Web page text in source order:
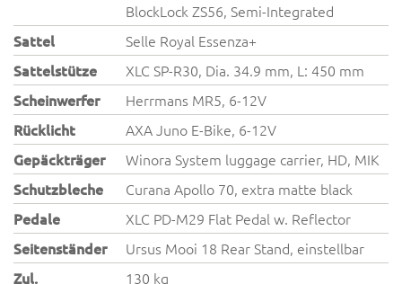
BlockLock ZS56, Semi-Integrated
Sattel
Selle Royal Essenza+
Sattelstütze
XLC SP-R30, Dia. 34.9 mm, L: 450 mm
Scheinwerfer
Herrmans MR5, 6-12V
Rücklicht
AXA Juno E-Bike, 6-12V
Gepäckträger
Winora System luggage carrier, HD, MIK
Schutzbleche
Curana Apollo 70, extra matte black
Pedale
XLC PD-M29 Flat Pedal w. Reflector
Seitenständer
Ursus Mooi 18 Rear Stand, einstellbar
Zul.
130 kg